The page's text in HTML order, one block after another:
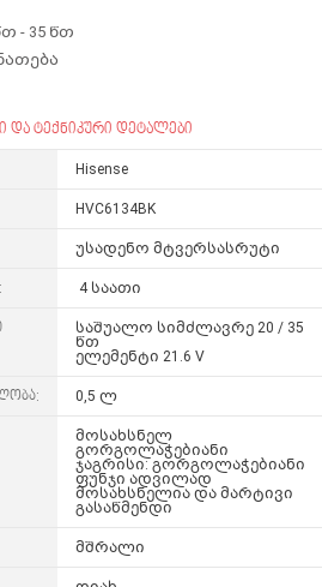
- 35 წთ
და ტექნიკური დეტალები
Hisense
HVC6134BK
უსადენო მტვერსასრუტი
4 საათი
საშუალო სიმძლავრე 20 / 35
წთ
ელემენტი 21.6 V
0,5 ლ
მოსახსნელ
გორგოლაჭებიანი
ჯაგრისი: გორგოლაჭებიანი
ფუნჯი ადვილად
მოსახსნელია და მარტივი
გასაწმენდი
მშრალი